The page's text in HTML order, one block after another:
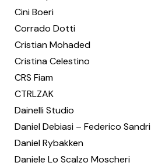
Cini Boeri
Corrado Dotti
Cristian Mohaded
Cristina Celestino
CRS Fiam
CTRLZAK
Dainelli Studio
Daniel Debiasi – Federico Sandri
Daniel Rybakken
Daniele Lo Scalzo Moscheri